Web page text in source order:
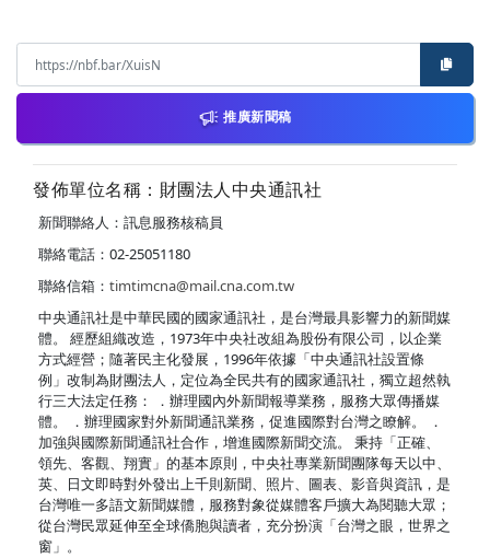
推廣新聞稿
發佈單位名稱：財團法人中央通訊社
新聞聯絡人：訊息服務核稿員
聯絡電話：02-25051180
聯絡信箱： timtimcna@mail.cna.com.tw
中央通訊社是中華民國的國家通訊社，是台灣最具影響力的新聞媒
體。 經歷組織改造，1973年中央社改組為股份有限公司，以企業
方式經營；隨著民主化發展，1996年依據「中央通訊社設置條
例」改制為財團法人，定位為全民共有的國家通訊社，獨立超然執
行三大法定任務： ．辦理國內外新聞報導業務，服務大眾傳播媒
體。 ．辦理國家對外新聞通訊業務，促進國際對台灣之瞭解。 ．
加強與國際新聞通訊社合作，增進國際新聞交流。 秉持「正確、
領先、客觀、翔實」的基本原則，中央社專業新聞團隊每天以中、
英、日文即時對外發出上千則新聞、照片、圖表、影音與資訊，是
台灣唯一多語文新聞媒體，服務對象從媒體客戶擴大為閱聽大眾；
從台灣民眾延伸至全球僑胞與讀者，充分扮演「台灣之眼，世界之
窗」。